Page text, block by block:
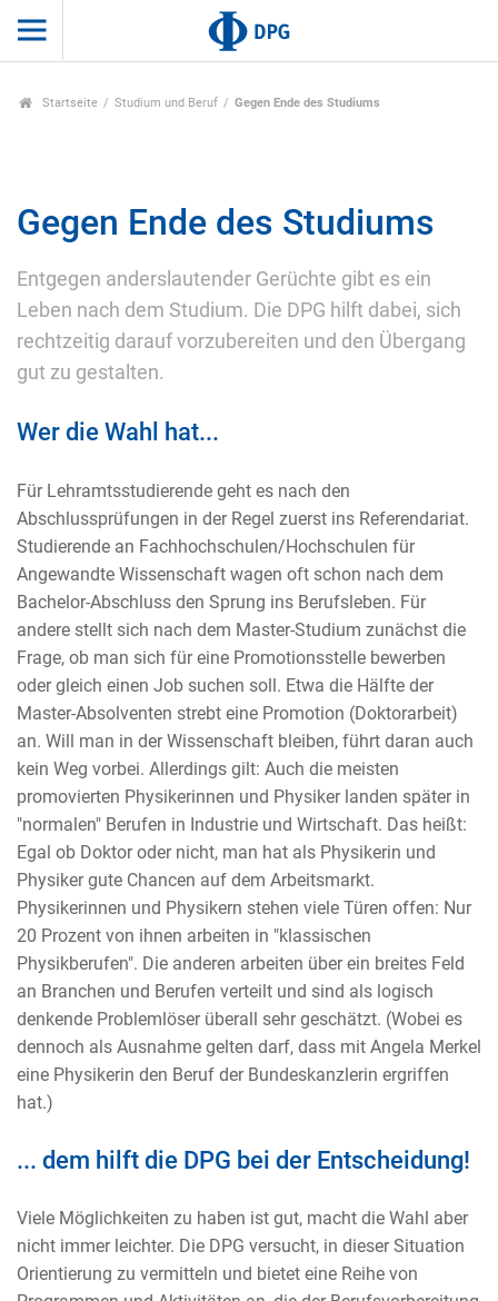
Startseite Studium und Beruf Gegen Ende des Studiums
Gegen Ende des Studiums
Entgegen anderslautender Gerüchte gibt es ein
Leben nach dem Studium. Die DPG hilft dabei, sich
rechtzeitig darauf vorzubereiten und den Übergang
gut zu gestalten.
Wer die Wahl hat...
Für Lehramtsstudierende geht es nach den
Abschlussprüfungen in der Regel zuerst ins Referendariat.
Studierende an Fachhochschulen/Hochschulen für
Angewandte Wissenschaft wagen oft schon nach dem
Bachelor-Abschluss den Sprung ins Berufsleben. Für
andere stellt sich nach dem Master-Studium zunächst die
Frage, ob man sich für eine Promotionsstelle bewerben
oder gleich einen Job suchen soll. Etwa die Hälfte der
Master-Absolventen strebt eine Promotion (Doktorarbeit)
an. Will man in der Wissenschaft bleiben, führt daran auch
kein Weg vorbei. Allerdings gilt: Auch die meisten
promovierten Physikerinnen und Physiker landen später in
"normalen" Berufen in Industrie und Wirtschaft. Das heißt:
Egal ob Doktor oder nicht, man hat als Physikerin und
Physiker gute Chancen auf dem Arbeitsmarkt.
Physikerinnen und Physikern stehen viele Türen offen: Nur
20 Prozent von ihnen arbeiten in "klassischen
Physikberufen". Die anderen arbeiten über ein breites Feld
an Branchen und Berufen verteilt und sind als logisch
denkende Problemlöser überall sehr geschätzt. (Wobei es
dennoch als Ausnahme gelten darf, dass mit Angela Merkel
eine Physikerin den Beruf der Bundeskanzlerin ergriffen
hat.)
... dem hilft die DPG bei der Entscheidung!
Viele Möglichkeiten zu haben ist gut, macht die Wahl aber
nicht immer leichter. Die DPG versucht, in dieser Situation
Orientierung zu vermitteln und bietet eine Reihe von